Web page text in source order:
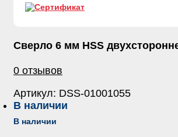
Сверло 6 мм HSS
0 отзывов
Артикул: DSS-01001055
В наличии
В наличии